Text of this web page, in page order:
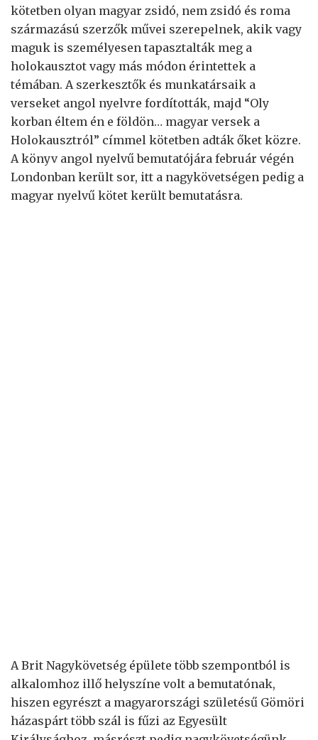
kötetben olyan magyar zsidó, nem zsidó és roma
származású szerzők művei szerepelnek, akik vagy
maguk is személyesen tapasztalták meg a
holokausztot vagy más módon érintettek a
témában. A szerkesztők és munkatársaik a
verseket angol nyelvre fordították, majd “Oly
korban éltem én e földön… magyar versek a
Holokausztról” címmel kötetben adták őket közre.
A könyv angol nyelvű bemutatójára február végén
Londonban került sor, itt a nagykövetségen pedig a
magyar nyelvű kötet került bemutatásra.
A Brit Nagykövetség épülete több szempontból is
alkalomhoz illő helyszíne volt a bemutatónak,
hiszen egyrészt a magyarországi születésű Gömöri
házaspárt több szál is fűzi az Egyesült